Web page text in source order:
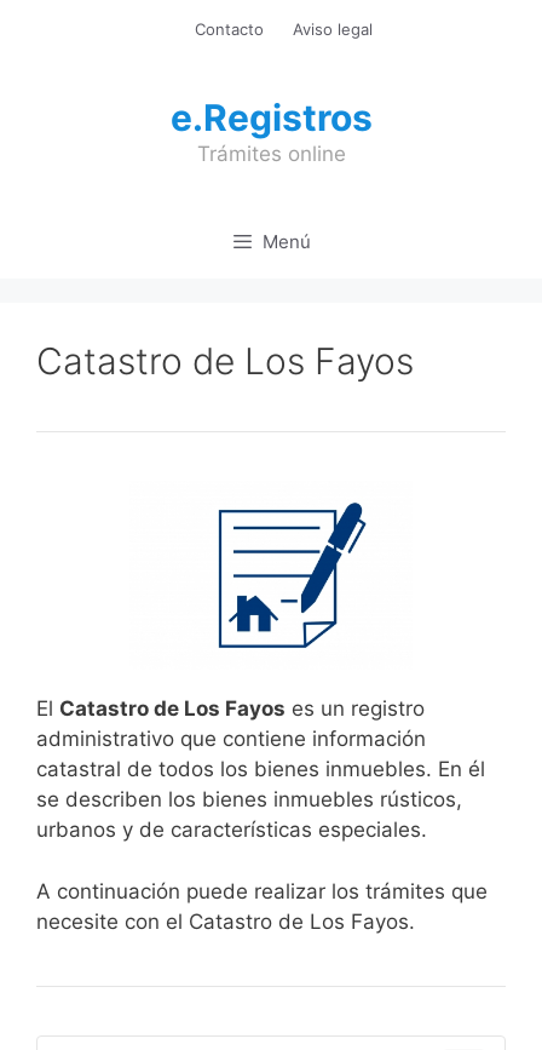
Contacto Aviso legal
e.Registros
Trámites online
Menú
Catastro de Los Fayos
El Catastro de Los Fayos es un registro
administrativo que contiene información
catastral de todos los bienes inmuebles. En él
se describen los bienes inmuebles rústicos,
urbanos y de características especiales.
A continuación puede realizar los trámites que
necesite con el Catastro de Los Fayos.